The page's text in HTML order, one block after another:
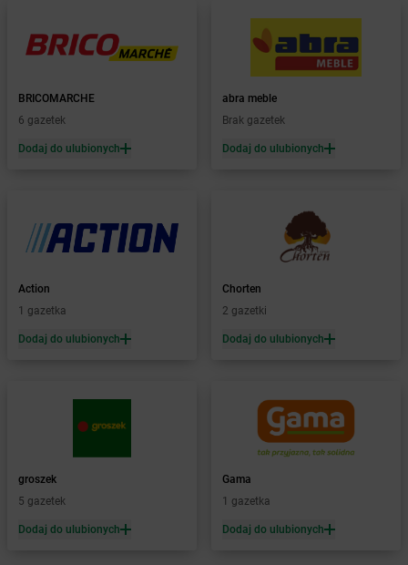
Żabka Babimost
Żabka Baborów
Żabka Bachowice
Żabka Bądkowo
Żabka Bąków
Żabka Baranowo
Żabka Barcin
Żabka
Żabka Barlinek
Żabka Barniewice
Baruchowo
Barwałd Średni
Żabka Bełchatów
BRICOMARCHE
6 gazetek
Dodaj do ulubionych
abra meble
Brak gazetek
Dodaj do ulubionych
Action
1 gazetka
Dodaj do ulubionych
Chorten
2 gazetki
Dodaj do ulubionych
groszek
5 gazetek
Dodaj do ulubionych
Gama
1 gazetka
Dodaj do ulubionych